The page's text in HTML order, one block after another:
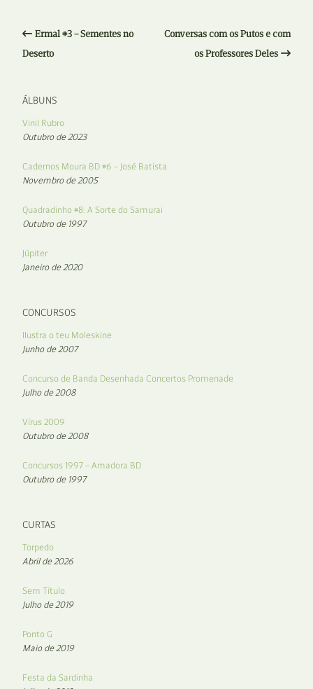
Ermal #3 – Sementes no
Deserto
Conversas com os Putos e com
os Professores Deles
ÁLBUNS
Vinil Rubro
Outubro de 2023
Cadernos Moura BD #6 – José Batista
Novembro de 2005
Quadradinho #8: A Sorte do Samurai
Outubro de 1997
Júpiter
Janeiro de 2020
CONCURSOS
Ilustra o teu Moleskine
Junho de 2007
Concurso de Banda Desenhada Concertos Promenade
Julho de 2008
Vírus 2009
Outubro de 2008
Concursos 1997 – Amadora BD
Outubro de 1997
CURTAS
Torpedo
Abril de 2026
Sem Título
Julho de 2019
Ponto G
Maio de 2019
Festa da Sardinha